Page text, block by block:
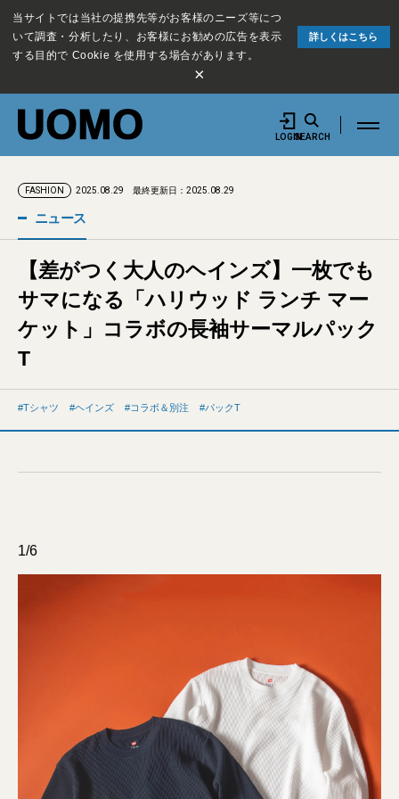
当サイトでは当社の提携先等がお客様のニーズ等につ
いて調査・分析したり、お客様にお勧めの広告を表示
する目的で Cookie を使用する場合があります。
詳しくはこちら
×
LOGINSEARCH
FASHION 2025.08.29 最終更新日：2025.08.29
ニュース
【差がつく大人のヘインズ】一枚でも
サマになる「ハリウッド ランチ マー
ケット」コラボの長袖サーマルパック
T
Tシャツ ヘインズ コラボ＆別注 パックT
1/6